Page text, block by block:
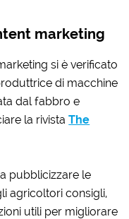
marketing
si è verificato
di macchine
dal fabbro e
la rivista The
pubblicizzare le
agricoltori consigli,
utili per migliorare